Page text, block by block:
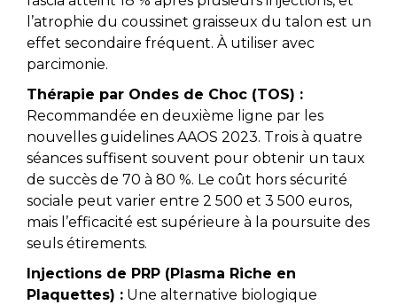
l’atrophie du coussinet graisseux du talon est un
effet secondaire fréquent. À utiliser avec
parcimonie.
Thérapie par Ondes de Choc (TOS) :
Recommandée en deuxième ligne par les
nouvelles guidelines AAOS 2023. Trois à quatre
séances suffisent souvent pour obtenir un taux
de succès de 70 à 80 %. Le coût hors sécurité
sociale peut varier entre 2 500 et 3 500 euros,
mais l’efficacité est supérieure à la poursuite des
seuls étirements.
Injections de PRP (Plasma Riche en
Plaquettes) : Une alternative biologique